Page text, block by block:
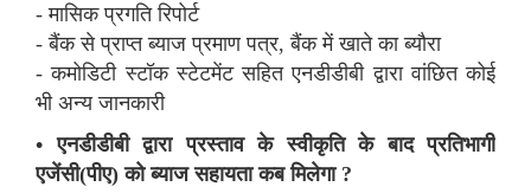
- मासिक प्रगति रिपोर्ट
- बैंक से प्राप्त ब्याज प्रमाण पत्र, बैंक में खाते का ब्यौरा
- कमोडिटी स्टॉक स्टेटमेंट सहित एनडीडीबी द्वारा वांछित कोई
भी अन्य जानकारी
• एनडीडीबी द्वारा प्रस्ताव के स्वीकृति के बाद प्रतिभागी
एजेंसी(पीए) को ब्याज सहायता कब मिलेगा ?